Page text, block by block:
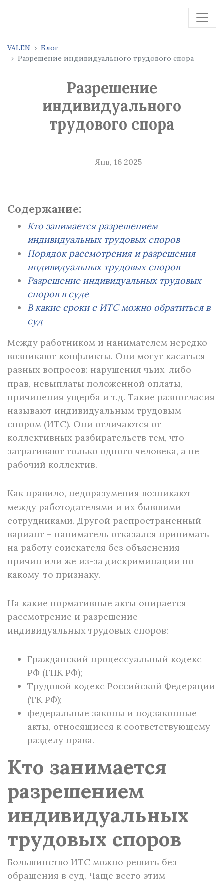
VALEN
Блог
Разрешение индивидуального трудового спора
Разрешение
индивидуального
трудового спора
Янв, 16 2025
Содержание:
Кто занимается разрешением
индивидуальных трудовых споров
Порядок рассмотрения и разрешения
индивидуальных трудовых споров
Разрешение индивидуальных трудовых
споров в суде
В какие сроки с ИТС можно обратиться в
суд
Между работником и нанимателем нередко
возникают конфликты. Они могут касаться
разных вопросов: нарушения чьих-либо
прав, невыплаты положенной оплаты,
причинения ущерба и т.д. Такие разногласия
называют индивидуальным трудовым
спором (ИТС). Они отличаются от
коллективных разбирательств тем, что
затрагивают только одного человека, а не
рабочий коллектив.
Как правило, недоразумения возникают
между работодателями и их бывшими
сотрудниками. Другой распространенный
вариант – наниматель отказался принимать
на работу соискателя без объяснения
причин или же из-за дискриминации по
какому-то признаку.
На какие нормативные акты опирается
рассмотрение и разрешение
индивидуальных трудовых споров:
Гражданский процессуальный кодекс
РФ (ГПК РФ);
Трудовой кодекс Российской Федерации
(ТК РФ);
федеральные законы и подзаконные
акты, относящиеся к соответствующему
разделу права.
Кто занимается
разрешением
индивидуальных
трудовых споров
Большинство ИТС можно решить без
обращения в суд. Чаще всего этим